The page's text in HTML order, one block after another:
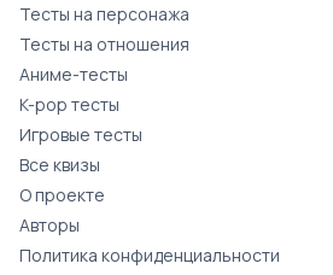
Тесты на персонажа
Тесты на отношения
Аниме-тесты
K-pop тесты
Игровые тесты
Все квизы
О проекте
Авторы
Политика конфиденциальности